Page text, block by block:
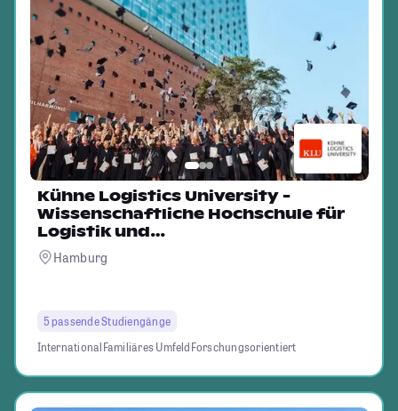
Kühne Logistics University -
Wissenschaftliche Hochschule für
Logistik und
Unternehmensführung
Hamburg
5 passende Studiengänge
InternationalFamiliäres UmfeldForschungsorientiert